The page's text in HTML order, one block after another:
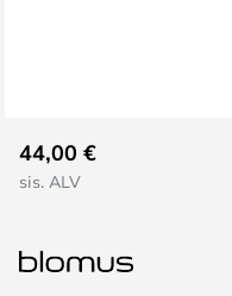
to
the
of
the
44,00 €
sis. ALV